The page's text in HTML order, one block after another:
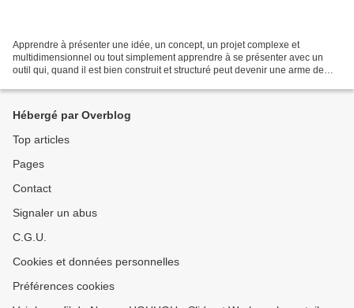
Apprendre à présenter une idée, un concept, un projet complexe et
multidimensionnel ou tout simplement apprendre à se présenter avec un
outil qui, quand il est bien construit et structuré peut devenir une arme de
Hébergé par Overblog
Top articles
Pages
Contact
Signaler un abus
C.G.U.
Cookies et données personnelles
Préférences cookies